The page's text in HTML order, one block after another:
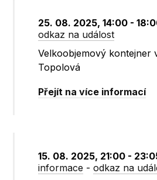
25. 08. 2025, 14:00 -
odkaz na událost
Velkoobjemový kontejner
Topolová
Přejít na více informací
15. 08. 2025, 21:00 -
informace -odkaz na